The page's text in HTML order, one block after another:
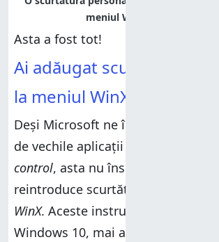
Asta a fost tot!
Ai adăugat scurtături
la meniul WinX?
Deși Microsoft ne încurajează să
de vechile aplicații
control, asta nu înseamnă că nu poți
reintroduce scurtăturile acestora
WinX. Aceste instrumente sunt de
Windows 10, mai ales că sistemul